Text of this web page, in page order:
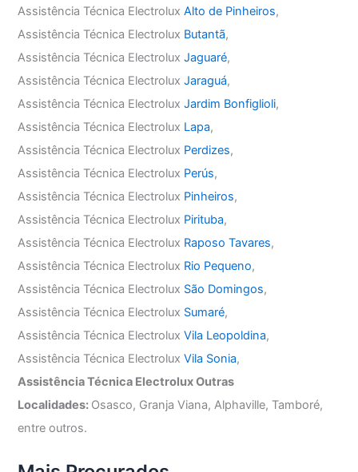
Assistência Técnica ElectroluxAlto de Pinheiros,
Assistência Técnica Electrolux Butantã,
Assistência Técnica ElectroluxJaguaré,
Assistência Técnica ElectroluxJaraguá,
Assistência Técnica ElectroluxJardim Bonfiglioli,
Assistência Técnica Electrolux Lapa,
Assistência Técnica Electrolux Perdizes,
Assistência Técnica Electrolux Perús,
Assistência Técnica Electrolux Pinheiros,
Assistência Técnica Electrolux Pirituba,
Assistência Técnica Electrolux Raposo Tavares,
Assistência Técnica Electrolux Rio Pequeno,
Assistência Técnica Electrolux São Domingos,
Assistência Técnica Electrolux Sumaré,
Assistência Técnica ElectroluxVila Leopoldina,
Assistência Técnica ElectroluxVila Sonia,
Assistência Técnica Electrolux Outras
Localidades: Osasco, Granja Viana, Alphaville, Tamboré,
entre outros.